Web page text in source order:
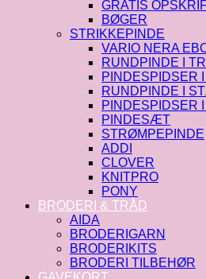
GRATIS
BØGER
STRIKKEPINDE
VARIO NERA
RUNDPINDE I
PINDESPIDSER
RUNDPINDE I
PINDESPIDSER
PINDESÆT
STRØMPEPINDE
ADDI
CLOVER
KNITPRO
PONY
BRODERI & TRÅD
AIDA
BRODERIGARN
BRODERIKITS
BRODERI TILBEHØR